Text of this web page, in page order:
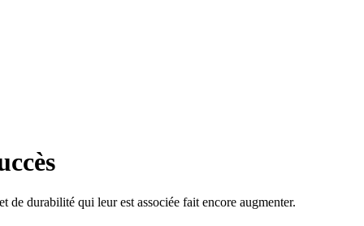
de durabilité qui leur est associée fait encore augmenter.